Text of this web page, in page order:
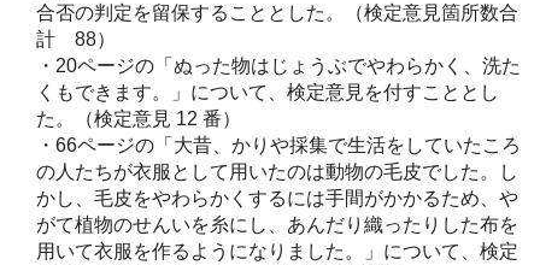
合否の判定を留保することとした。（検定意見箇所数合
計 88）
・20ページの「ぬった物はじょうぶでやわらかく、洗た
くもできます。」について、検定意見を付すこととし
た。（検定意見 12 番）
・66ページの「大昔、かりや採集で生活をしていたころ
の人たちが衣服として用いたのは動物の毛皮でした。し
かし、毛皮をやわらかくするには手間がかかるため、や
がて植物のせんいを糸にし、あんだり織ったりした布を
用いて衣服を作るようになりました。」について、検定